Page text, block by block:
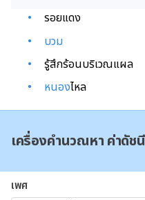
รอยแดง
บวม
รู้สึกร้อนบริเวณแผล
หนองไหล
เครื่องคำนวณหา ค่าดัช
เพศ